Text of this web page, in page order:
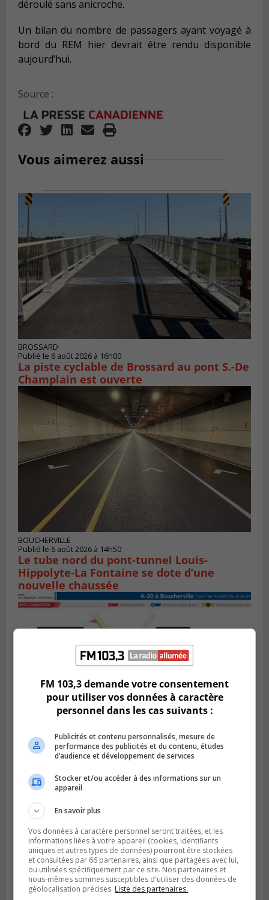
déroulé sans anicroche.
Un bilan du nombre de passagers ayant voyagé à
bord du REM hier devrait être rendu disponible
aujourd’hui.
Source :
Vous aimerez aussi
BROSSARD
Publié le 6 août 2026 à 16h00
La piste cyclable de Brossard au pont S.-De
Champlain est ouverte
BOUCHERVILLE
Publié le 6 août 2026 à 14h50
Le tube nord du pont-tunnel Louis-
Hippolyte-La Fontaine se dote d’une
nouvelle chaussée
BOUCHERVILLE
Publié le 5 août 2026 à 15h25
Le MTMD annonce des fermetures sur
l’autoroute 20 à Boucherville
FM 103,3 demande votre consentement
pour utiliser vos données à caractère
personnel dans les cas suivants :
Publicités et contenu personnalisés, mesure de
performance des publicités et du contenu, études
d’audience et développement de services
Stocker et/ou accéder à des informations sur un
appareil
En savoir plus
Vos données à caractère personnel seront traitées, et les
informations liées à votre appareil (cookies, identifiants
uniques et autres types de données) pourront être stockées
et consultées par 66 partenaires, ainsi que partagées avec lui,
ou utilisées spécifiquement par ce site. Nos partenaires et
nous-mêmes sommes susceptibles d'utiliser des données de
géolocalisation précises. Liste des partenaires.